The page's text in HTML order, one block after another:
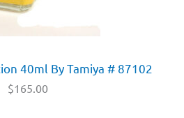
40ml By Tamiya # 87102
$165.00